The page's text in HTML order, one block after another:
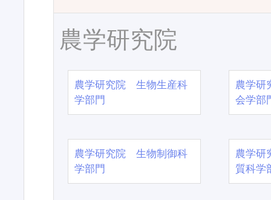
農学研究院
農学研究院 生物生産科
学部門
農学
会学部
農学研究院 生物制御科
学部門
農学
質科学